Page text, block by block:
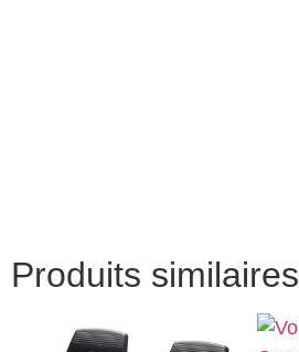
Produits similaires